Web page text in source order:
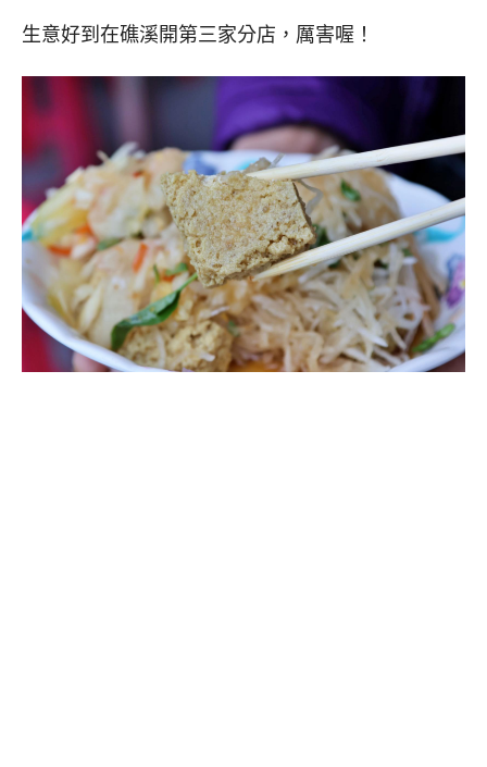
生意好到在礁溪開第三家分店，厲害喔！